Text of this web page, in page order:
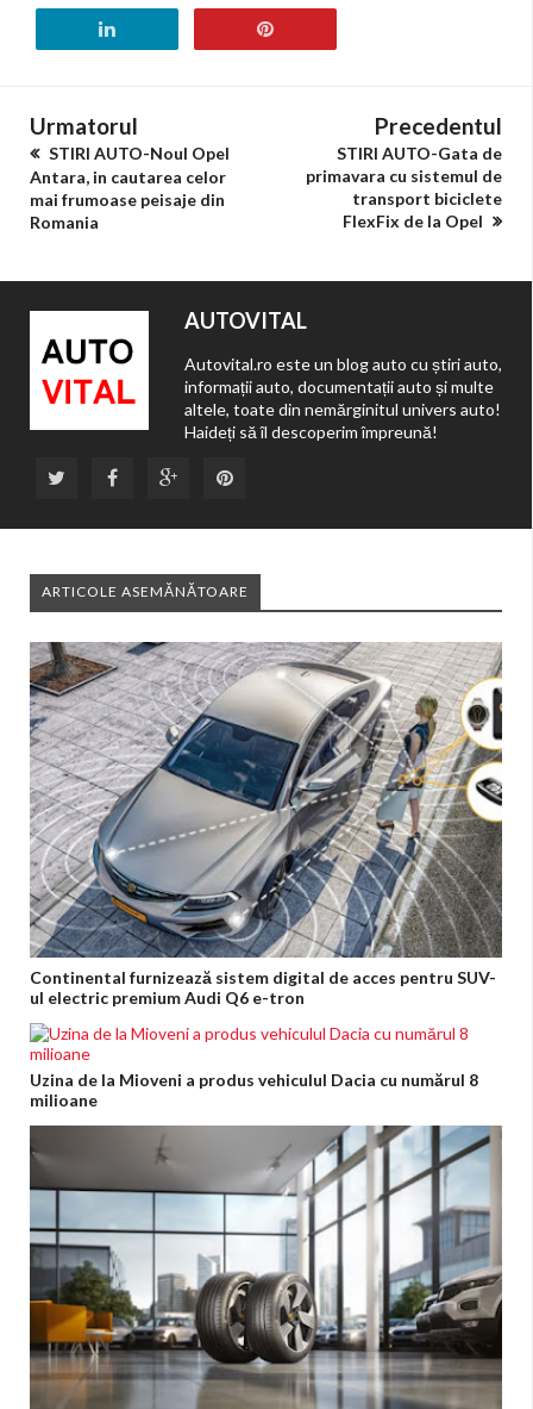
Urmatorul
STIRI AUTO-Noul Opel
Antara, in cautarea celor
mai frumoase peisaje din
Romania
Precedentul
STIRI AUTO-Gata de
primavara cu sistemul de
transport biciclete
FlexFix de la Opel
AUTOVITAL
Autovital.ro este un blog auto cu știri auto,
informații auto, documentații auto și multe
altele, toate din nemărginitul univers auto!
Haideți să îl descoperim împreună!
ARTICOLE ASEMĂNĂTOARE
Continental furnizează sistem digital de acces pentru SUV-
ul electric premium Audi Q6 e-tron
Uzina de la Mioveni a produs vehiculul Dacia cu numărul 8
milioane